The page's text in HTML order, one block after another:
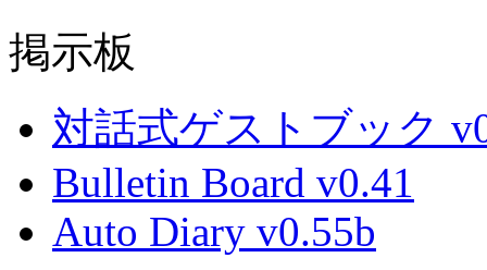
掲示板
対話式ゲストブック
Bulletin Board v0.41
Auto Diary v0.55b